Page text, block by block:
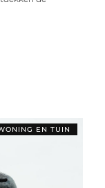
EN TUIN